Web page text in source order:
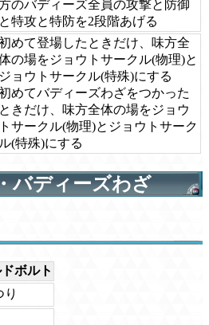
のバディーズ全員の攻撃と防御
と特攻と特防を2段階あげる
めて登場したときだけ、味方全
の場をジョウトサークル(物理)と
ジョウトサークル(特殊)にする
めてバディーズわざをつかった
ときだけ、味方全体の場をジョウ
トサークル(物理)とジョウトサーク
ル(特殊)にする
バディーズわざ
ボルト
り